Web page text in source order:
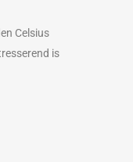
Celsius
is